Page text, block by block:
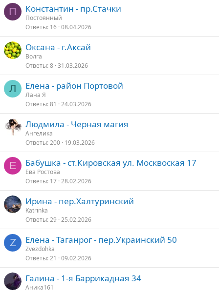
П Константин - пр.Стачки
Постоянный
Ответы 16 08.04.2026
Оксана - г.Аксай
Волга
Ответы 8 31.03.2026
Л Елена - район Портовой
Лана Я
Ответы 81 24.03.2026
Людмила - Черная магия
Ангелика
Ответы 200 19.03.2026
Е Бабушка - ст.Кировская ул. Москвоская 17
Ева Ростова
Ответы 17 28.02.2026
Ирина - пер.Халтуринский
Katrinka
Ответы 29 25.02.2026
Z Елена - Таганрог - пер.Украинский 50
Zvezdohka
Ответы 21 09.02.2026
Галина - 1-я Баррикадная 34
Аника161